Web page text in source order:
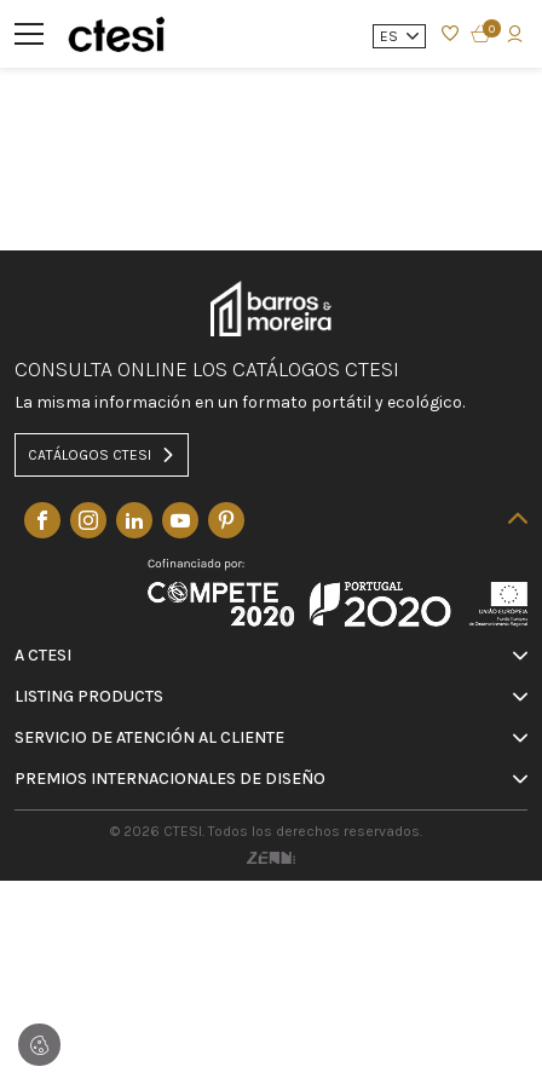
ES 0
CONSULTA ONLINE LOS CATÁLOGOS CTESI
La misma información en un formato portátil y ecológico.
CATÁLOGOS CTESI
A CTESI
LISTING PRODUCTS
SERVICIO DE ATENCIÓN AL CLIENTE
PREMIOS INTERNACIONALES DE DISEÑO
© 2026 CTESI. Todos los derechos reservados.